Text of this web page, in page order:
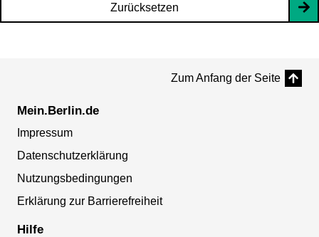
Zurücksetzen
Zum Anfang der Seite
Mein.Berlin.de
Impressum
Datenschutzerklärung
Nutzungsbedingungen
Erklärung zur Barrierefreiheit
Hilfe